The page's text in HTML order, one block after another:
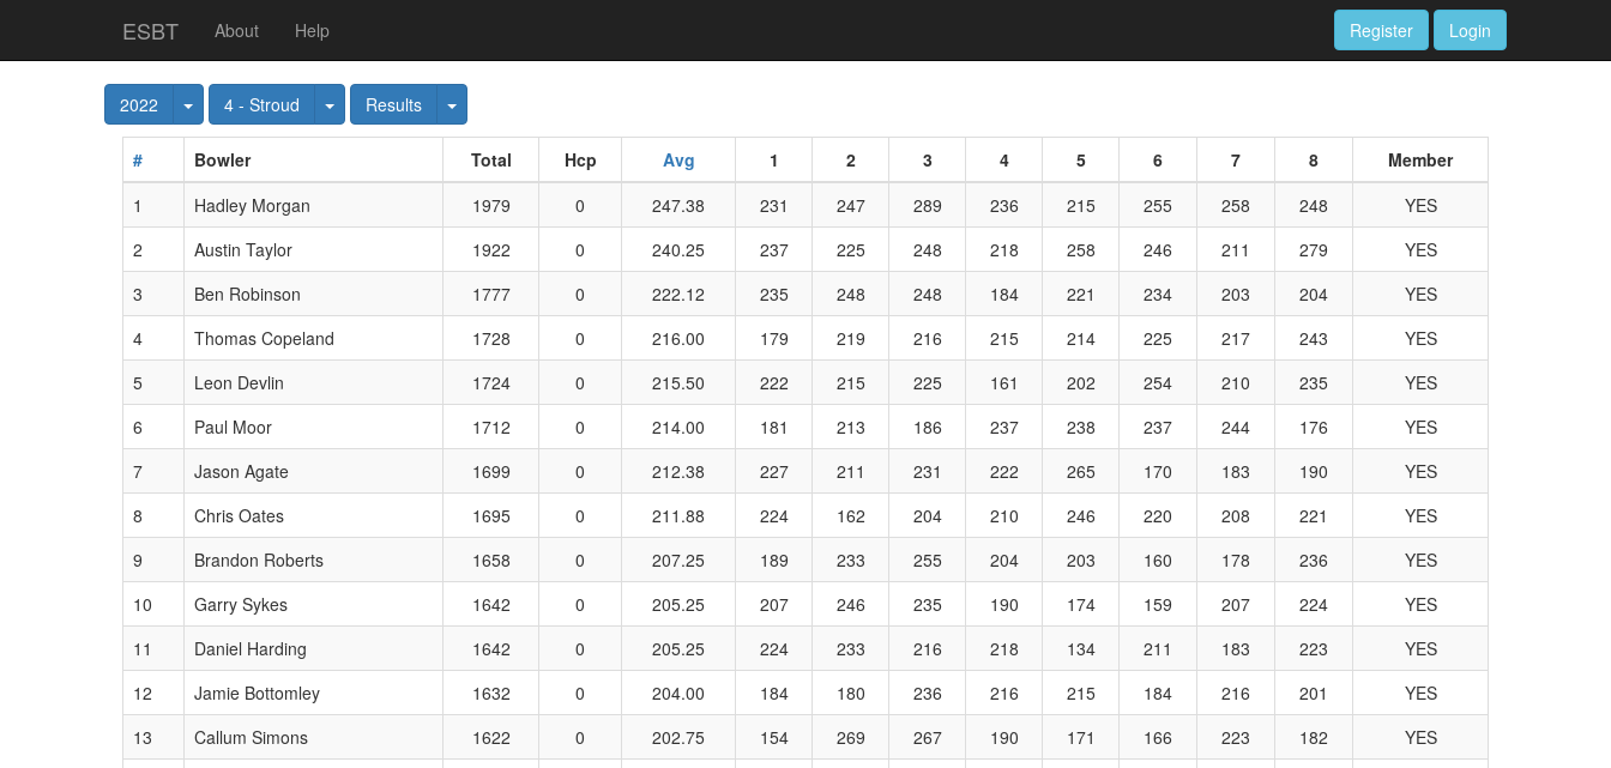
ESBT About Help Register Login
2022 Toggle Dropdown
4 - Stroud Toggle Dropdown
Results Toggle Dropdown
# Bowler Total Hcp Avg 1 2 3 4 5 6 7 8
Member
1
Hadley Morgan 1979 0 247.38 231 247 289 236 215 255 258 248
YES
2
Austin Taylor 1922 0 240.25 237 225 248 218 258 246 211 279
YES
3
Ben Robinson 1777 0 222.12 235 248 248 184 221 234 203 204
YES
4
Thomas Copeland 1728 0 216.00 179 219 216 215 214 225 217 243
YES
5
Leon Devlin 1724 0 215.50 222 215 225 161 202 254 210 235
YES
6
Paul Moor 1712 0 214.00 181 213 186 237 238 237 244 176
YES
7
Jason Agate 1699 0 212.38 227 211 231 222 265 170 183 190
YES
8
Chris Oates 1695 0 211.88 224 162 204 210 246 220 208 221
YES
9
Brandon Roberts 1658 0 207.25 189 233 255 204 203 160 178 236
YES
10
Garry Sykes 1642 0 205.25 207 246 235 190 174 159 207 224
YES
11
Daniel Harding 1642 0 205.25 224 233 216 218 134 211 183 223
YES
12
Jamie Bottomley 1632 0 204.00 184 180 236 216 215 184 216 201
YES
13
Callum Simons 1622 0 202.75 154 269 267 190 171 166 223 182
YES